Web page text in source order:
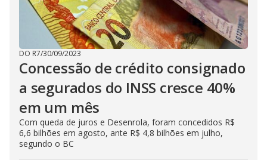
DO R7/30/09/2023
Concessão de crédito consignado
a segurados do INSS cresce 40%
em um mês
Com queda de juros e Desenrola, foram concedidos R$
6,6 bilhões em agosto, ante R$ 4,8 bilhões em julho,
segundo o BC